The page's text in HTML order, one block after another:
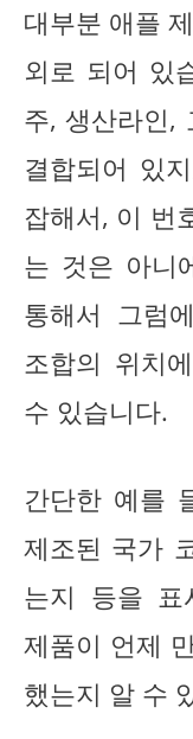
대부분 애플
외로 되어 있
주, 생산라인,
결합되어 있
잡해서, 이 번
는 것은 아니
통해서 그럼
조합의 위치
수 있습니다.
간단한 예를
제조된 국가
는지 등을 표
제품이 언제
했는지 알 수